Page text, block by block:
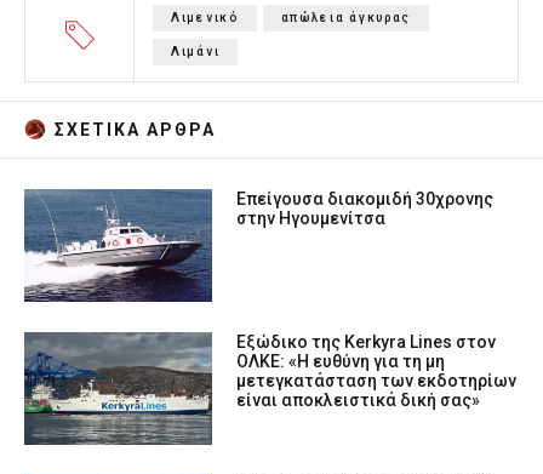
Λιμενικό απώλεια άγκυρας
Λιμάνι
ΣΧΕΤΙΚA AΡΘΡΑ
Επείγουσα διακομιδή 30χρονης
στην Ηγουμενίτσα
Εξώδικο της Kerkyra Lines στον
ΟΛΚΕ: «Η ευθύνη για τη μη
μετεγκατάσταση των εκδοτηρίων
είναι αποκλειστικά δική σας»